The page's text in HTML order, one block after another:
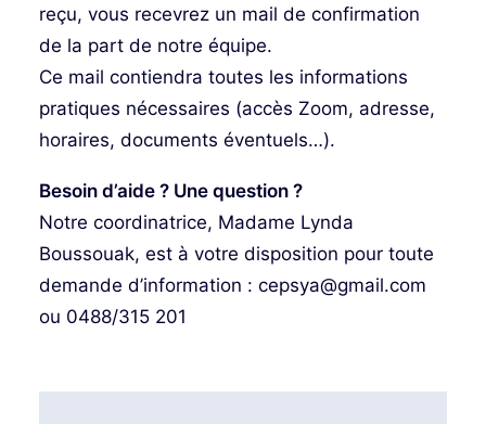
reçu, vous recevrez un mail de confirmation
de la part de notre équipe.
Ce mail contiendra toutes les informations
pratiques nécessaires (accès Zoom, adresse,
horaires, documents éventuels…).
Besoin d’aide ? Une question ?
Notre coordinatrice, Madame Lynda
Boussouak, est à votre disposition pour toute
demande d’information : cepsya@gmail.com
ou 0488/315 201